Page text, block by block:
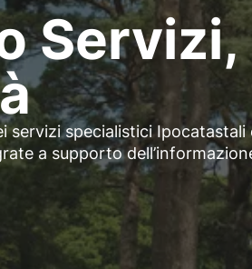
servizi specialistici Ipocatastali
a supporto